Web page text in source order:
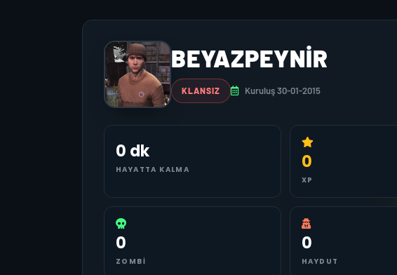
BEYAZPEYNIR
KLANSIZ Kuruluş 30-01-2015
0 dk
HAYATTA KALMA 0
XP
0
ZOMBI
0
HAYDUT